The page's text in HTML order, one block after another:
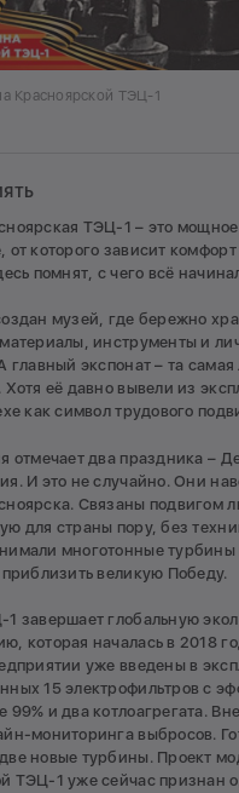
Красноярской ТЭЦ-1
ТЭЦ-1 – это
от которого зависит
помнят, с чего всё
музей, где бережно
инструменты и
главный экспонат – та
её давно вывели из
как символ трудового
отмечает два праздника –
И это не случайно. Они
Связаны подвигом
для страны пору, без
многотонные турбины
великую Победу.
завершает глобальную
которая началась в 2018
уже введены в
15 электрофильтров с
99% и два котлоагрегата.
мониторинга выбросов.
новые турбины. Проект
ТЭЦ-1 уже сейчас признан